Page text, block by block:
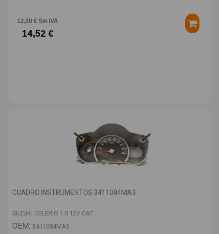
12,00 € Sin IVA
14,52 €
CUADRO INSTRUMENTOS 3411084MA3
SUZUKI CELERIO 1.0 12V CAT
OEM: 3411084MA3